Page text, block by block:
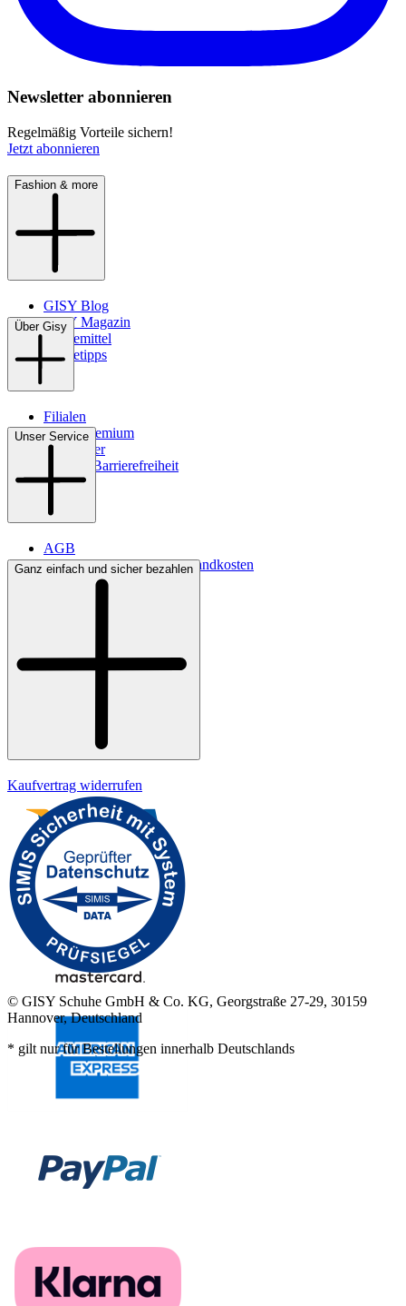
Newsletter abonnieren
Regelmäßig Vorteile sichern!
Jetzt abonnieren
Fashion & more
GISY Blog
GISY Magazin
Pflegemittel
Pflegetipps
Über Gisy
Filialen
WMS-Premium
Newsletter
Digitale Barrierefreiheit
Unser Service
AGB
Lieferbedingungen & Versandkosten
Bezahlung
Ganz einfach und sicher bezahlen
Kaufvertrag widerrufen
© GISY Schuhe GmbH & Co. KG, Georgstraße 27-29, 30159
Hannover, Deutschland
* gilt nur für Bestellungen innerhalb Deutschlands